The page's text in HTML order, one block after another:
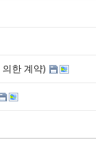
한 계약)